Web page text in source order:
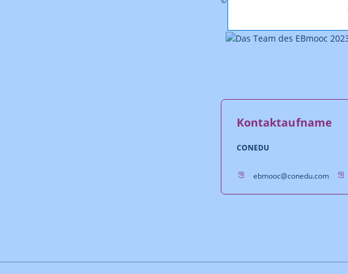
Kontaktaufname
CONEDU
ebmooc@conedu.com